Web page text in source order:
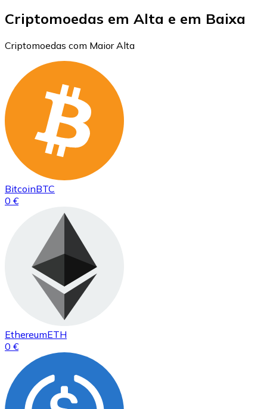
Criptomoedas em Alta e em Baixa
Criptomoedas com Maior Alta
BitcoinBTC
0 €
EthereumETH
0 €